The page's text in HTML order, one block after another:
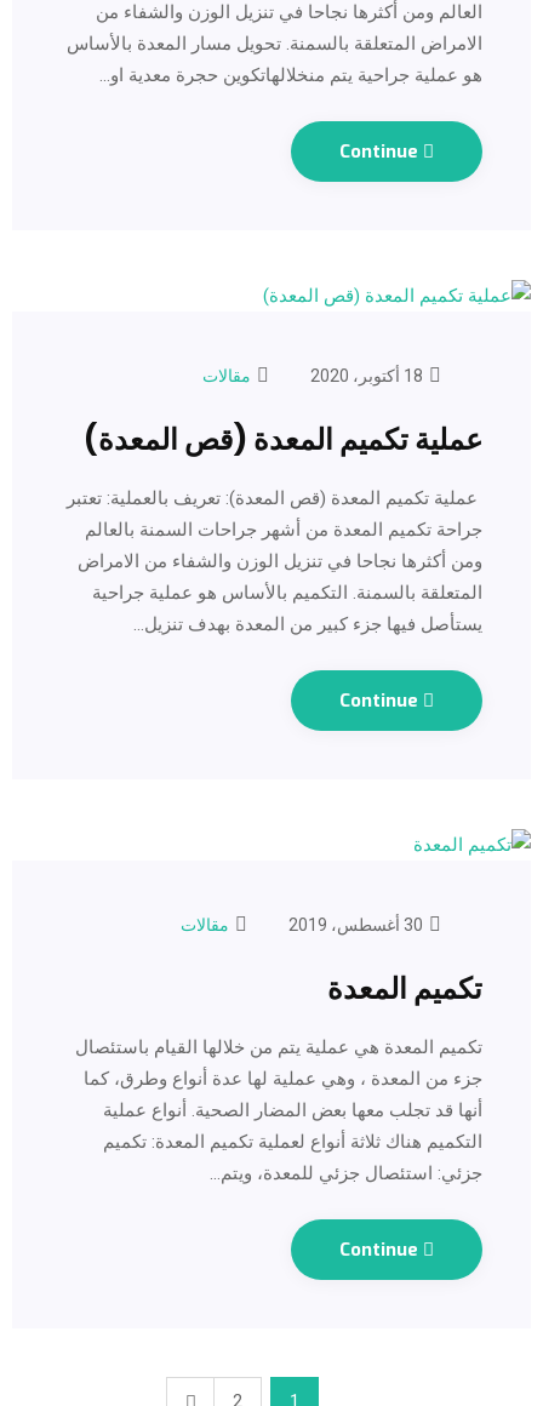
العالم ومن أكثرها نجاحا في تنزيل الوزن والشفاء من
الامراض المتعلقة بالسمنة. تحويل مسار المعدة بالأساس
هو عملية جراحية يتم منخلالهاتكوين حجرة معدية او…
Continue
مقالات
عملية تكميم المعدة (قص المعدة)
عملية تكميم المعدة (قص المعدة): تعريف بالعملية: تعتبر
جراحة تكميم المعدة من أشهر جراحات السمنة بالعالم
ومن أكثرها نجاحا في تنزيل الوزن والشفاء من الامراض
المتعلقة بالسمنة. التكميم بالأساس هو عملية جراحية
يستأصل فيها جزء كبير من المعدة بهدف تنزيل…
Continue
مقالات
تكميم المعدة
تكميم المعدة هي عملية يتم من خلالها القيام باستئصال
جزء من المعدة ، وهي عملية لها عدة أنواع وطرق، كما
أنها قد تجلب معها بعض المضار الصحية. أنواع عملية
التكميم هناك ثلاثة أنواع لعملية تكميم المعدة: تكميم
جزئي: استئصال جزئي للمعدة، ويتم…
Continue
1
2